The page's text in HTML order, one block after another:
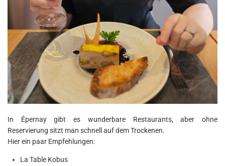
In Épernay gibt es wunderbare Restaurants, aber ohne
Reservierung sitzt man schnell auf dem Trockenen.
Hier ein paar Empfehlungen:
La Table Kobus